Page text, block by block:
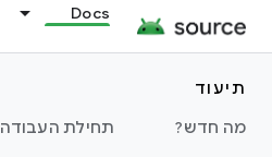
Docs
תיעוד
מה חדש?
תחילת העבודה